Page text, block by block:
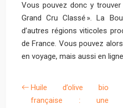
Vous pouvez donc y
Grand Cru Classé ». La
d’autres régions viticoles
de France. Vous pouvez
en voyage, mais aussi en
Huile d’olive bio
française : une